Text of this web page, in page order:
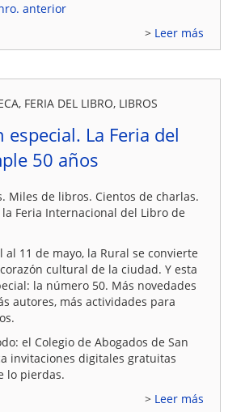
anterior
Leer más
FERIA DEL LIBRO, LIBROS
especial. La Feria del
50 años
Miles de libros. Cientos de charlas.
Feria Internacional del Libro de
al 11 de mayo, la Rural se convierte
cultural de la ciudad. Y esta
la número 50. Más novedades
autores, más actividades para
el Colegio de Abogados de San
invitaciones digitales gratuitas
lo pierdas.
Leer más